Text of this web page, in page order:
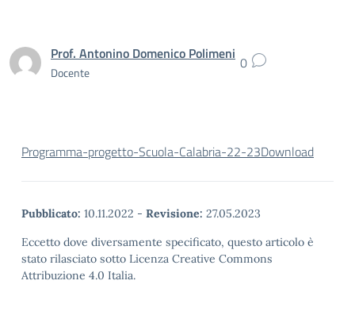
Prof. Antonino Domenico Polimeni
Docente 0
Programma-progetto-Scuola-Calabria-22-23Download
Pubblicato: 10.11.2022 - Revisione: 27.05.2023
Eccetto dove diversamente specificato, questo articolo è
stato rilasciato sotto Licenza Creative Commons
Attribuzione 4.0 Italia.